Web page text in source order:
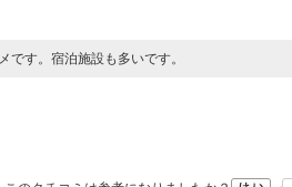
す。宿泊施設も多いです。